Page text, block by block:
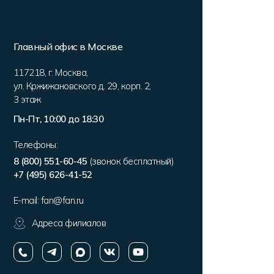
Главный офис в Москве
117218, г. Москва,
ул. Кржижановского д. 29, корп. 2,
3 этаж
Пн-Пт, 10:00 до 18:30
Телефоны:
8 (800) 551-60-45 (звонок бесплатный)
+7 (495) 626-41-52
E-mail: fan@fan.ru
Адреса филиалов